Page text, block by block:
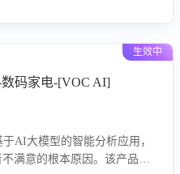
服应对合理性与成效。系统
生效中
码家电-[VOC AI]
AI大模型的智能分析应用，
满意的根本原因。该产品可